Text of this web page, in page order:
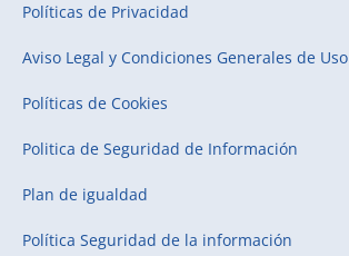
Políticas de Privacidad
Aviso Legal y Condiciones Generales de Uso
Políticas de Cookies
Politica de Seguridad de Información
Plan de igualdad
Política Seguridad de la información